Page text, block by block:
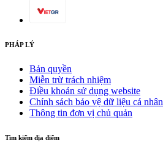
PHÁP LÝ
Bản quyền
Miễn trừ trách nhiệm
Điều khoản sử dụng website
Chính sách bảo vệ dữ liệu cá nhân
Thông tin đơn vị chủ quản
Tìm kiếm địa điểm